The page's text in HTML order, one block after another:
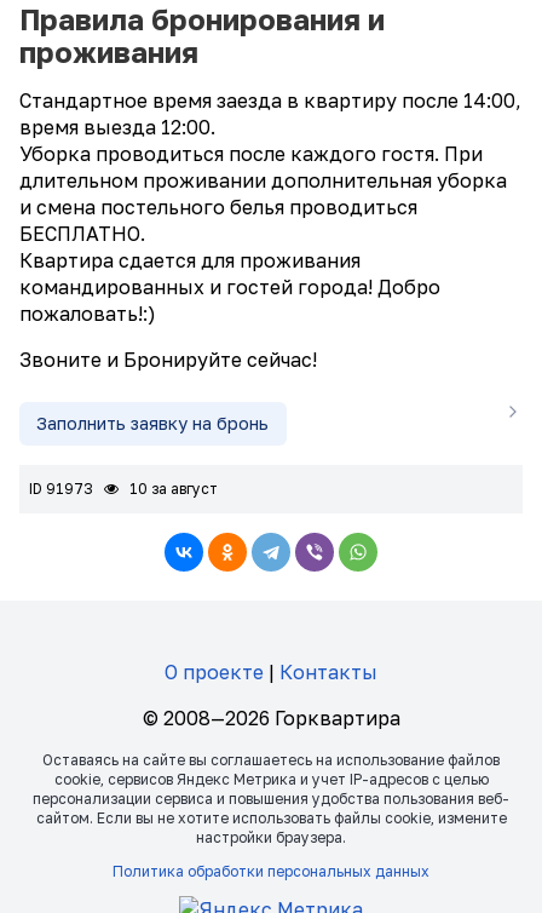
Правила бронирования и
проживания
Стандартное время заезда в квартиру после 14:00,
время выезда 12:00.
Уборка проводиться после каждого гостя. При
длительном проживании дополнительная уборка
и смена постельного белья проводиться
БЕСПЛАТНО.
Квартира сдается для проживания
командированных и гостей города! Добро
пожаловать!:)
Звоните и Бронируйте сейчас!
Заполнить заявку на бронь
ID 91973 10 за август
О проекте | Контакты
© 2008—2026 Горквартира
Оставаясь на сайте вы соглашаетесь на использование файлов
сookie, сервисов Яндекс Метрика и учет IP-адресов с целью
персонализации сервиса и повышения удобства пользования веб-
сайтом. Если вы не хотите использовать файлы сookie, измените
настройки браузера.
Политика обработки персональных данных